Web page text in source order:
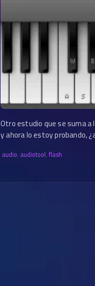
Otro estudio que se suma a
y ahora lo estoy probando,
·audio, audiotool,flash